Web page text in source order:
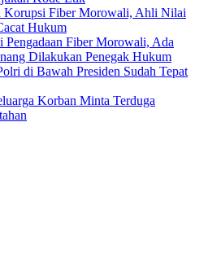
Korupsi Fiber Morowali, Ahli Nilai
Hukum
Pengadaan Fiber Morowali, Ada
Dilakukan Penegak Hukum
di Bawah Presiden Sudah Tepat
Korban Minta Terduga